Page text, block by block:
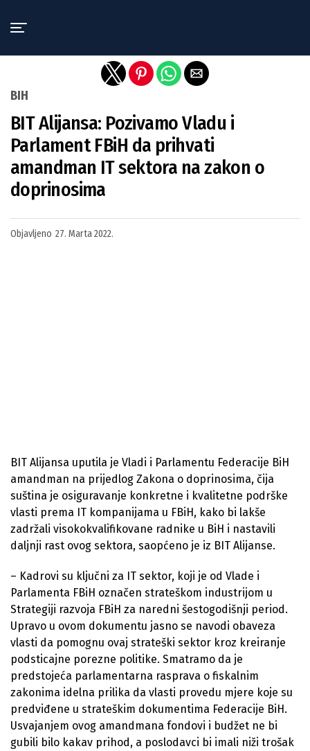
BIH
BIT Alijansa: Pozivamo Vladu i
Parlament FBiH da prihvati
amandman IT sektora na zakon o
doprinosima
Objavljeno 27. Marta 2022.
BIT Alijansa uputila je Vladi i Parlamentu Federacije BiH
amandman na prijedlog Zakona o doprinosima, čija
suština je osiguravanje konkretne i kvalitetne podrške
vlasti prema IT kompanijama u FBiH, kako bi lakše
zadržali visokokvalifikovane radnike u BiH i nastavili
daljnji rast ovog sektora, saopćeno je iz BIT Alijanse.
– Kadrovi su ključni za IT sektor, koji je od Vlade i
Parlamenta FBiH označen strateškom industrijom u
Strategiji razvoja FBiH za naredni šestogodišnji period.
Upravo u ovom dokumentu jasno se navodi obaveza
vlasti da pomognu ovaj strateški sektor kroz kreiranje
podsticajne porezne politike. Smatramo da je
predstojeća parlamentarna rasprava o fiskalnim
zakonima idelna prilika da vlasti provedu mjere koje su
predviđene u strateškim dokumentima Federacije BiH.
Usvajanjem ovog amandmana fondovi i budžet ne bi
gubili bilo kakav prihod, a poslodavci bi imali niži trošak